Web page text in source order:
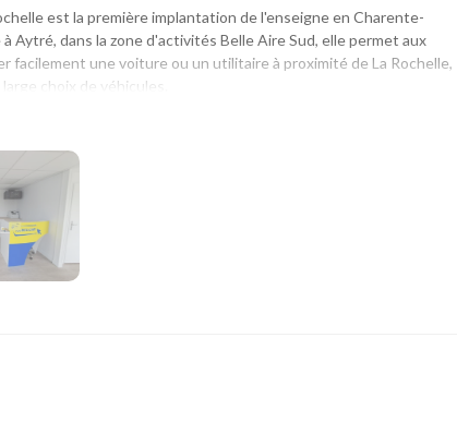
est la première implantation de l'enseigne en Charente-
Aytré, dans la zone d'activités Belle Aire Sud, elle permet aux
facilement une voiture ou un utilitaire à proximité de La Rochelle,
choix de véhicules.
professionnel, un départ en vacances ou que vous ayez
jours, notre agence vous accompagne avec une solution adaptée.
La Rochelle, Aytré, Périgny, Angoulins, Châtelaillon-Plage et les
ou les longs trajets.